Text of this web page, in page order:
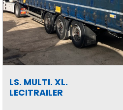
LS. MULTI. XL.
LECITRAILER